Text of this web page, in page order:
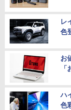
レ
色
お
ハ
色